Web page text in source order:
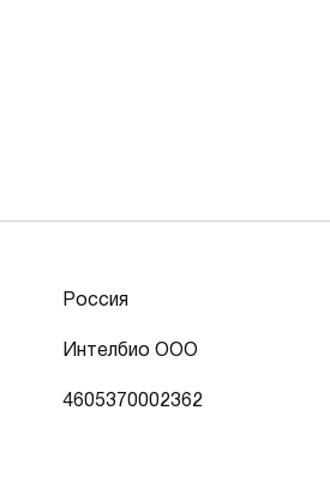
Россия
Интелбио ООО
4605370002362